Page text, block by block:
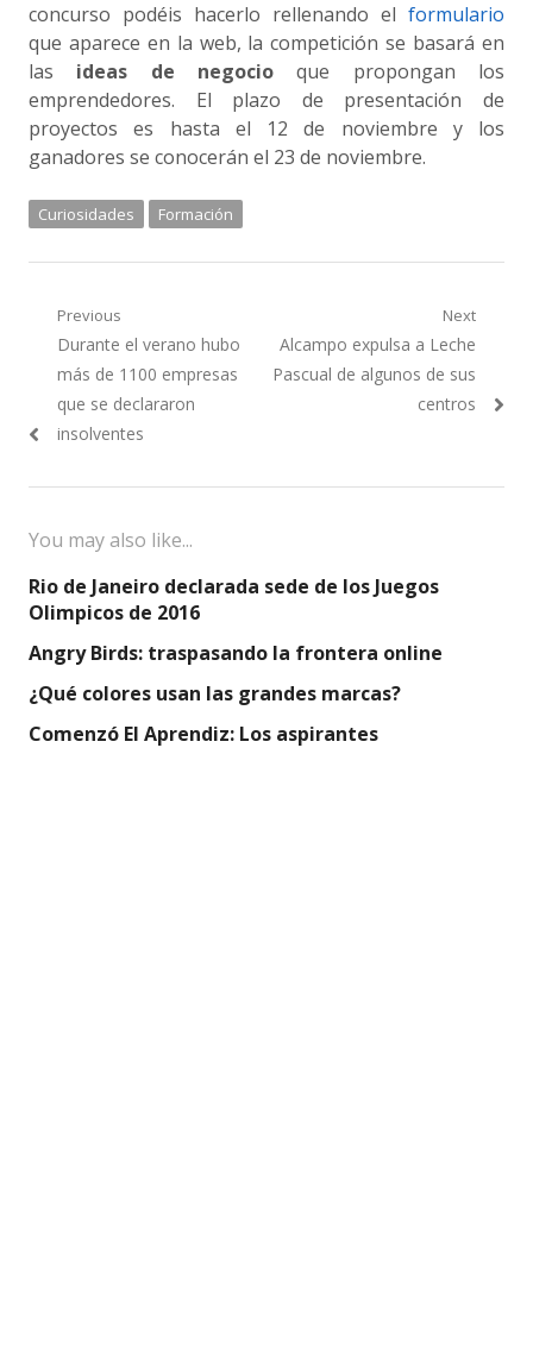
concurso podéis hacerlo rellenando el formulario
que aparece en la web, la competición se basará en
las ideas de negocio que propongan los
emprendedores. El plazo de presentación de
proyectos es hasta el 12 de noviembre y los
ganadores se conocerán el 23 de noviembre.
Curiosidades Formación
Navegación
de
entradas
Previous
Previous
post:
Durante el verano hubo
más de 1100 empresas
que se declararon
insolventes
Next
Next
post:
Alcampo expulsa a Leche
Pascual de algunos de sus
centros
You may also like...
Rio de Janeiro declarada sede de los Juegos
Olimpicos de 2016
Angry Birds: traspasando la frontera online
¿Qué colores usan las grandes marcas?
Comenzó El Aprendiz: Los aspirantes